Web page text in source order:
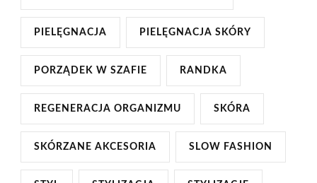
PIELĘGNACJA PIELĘGNACJA SKÓRY
PORZĄDEK W SZAFIE RANDKA
REGENERACJA ORGANIZMU SKÓRA
SKÓRZANE AKCESORIA SLOW FASHION